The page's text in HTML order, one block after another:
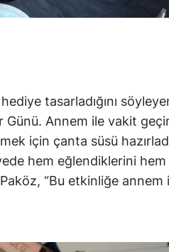
tasarladığını
Günü. Annem ile vakit
için çanta süsü
hem eğlendiklerini hem
“Bu etkinliğe annem